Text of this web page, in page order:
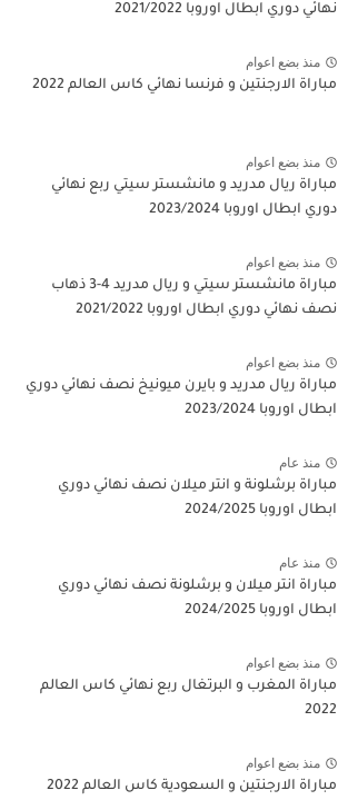
نهائي دوري ابطال اوروبا 2021/2022
منذ بضع اعوام
مباراة الارجنتين و فرنسا نهائي كاس العالم 2022
منذ بضع اعوام
مباراة ريال مدريد و مانشستر سيتي ربع نهائي
دوري ابطال اوروبا 2023/2024
منذ بضع اعوام
مباراة مانشستر سيتي و ريال مدريد 4-3 ذهاب
نصف نهائي دوري ابطال اوروبا 2021/2022
منذ بضع اعوام
مباراة ريال مدريد و بايرن ميونيخ نصف نهائي دوري
ابطال اوروبا 2023/2024
منذ عام
مباراة برشلونة و انتر ميلان نصف نهائي دوري
ابطال اوروبا 2024/2025
منذ عام
مباراة انتر ميلان و برشلونة نصف نهائي دوري
ابطال اوروبا 2024/2025
منذ بضع اعوام
مباراة المغرب و البرتغال ربع نهائي كاس العالم
2022
منذ بضع اعوام
مباراة الارجنتين و السعودية كاس العالم 2022